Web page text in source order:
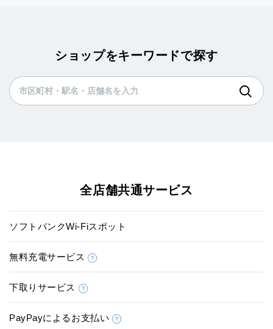
ショップをキーワードで探す
全店舗共通サービス
ソフトバンクWi-Fiスポット
無料充電サービス
下取りサービス
PayPayによるお支払い